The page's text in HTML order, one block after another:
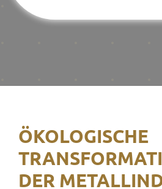
ÖKOLOGISCHE
DER